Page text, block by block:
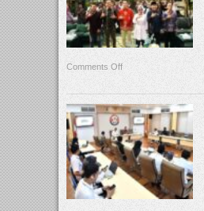
Comments Off